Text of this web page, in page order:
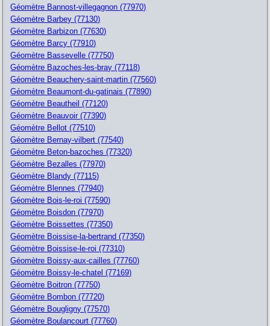
Géomètre Bannost-villegagnon (77970)
Géomètre Barbey (77130)
Géomètre Barbizon (77630)
Géomètre Barcy (77910)
Géomètre Bassevelle (77750)
Géomètre Bazoches-les-bray (77118)
Géomètre Beauchery-saint-martin (77560)
Géomètre Beaumont-du-gatinais (77890)
Géomètre Beautheil (77120)
Géomètre Beauvoir (77390)
Géomètre Bellot (77510)
Géomètre Bernay-vilbert (77540)
Géomètre Beton-bazoches (77320)
Géomètre Bezalles (77970)
Géomètre Blandy (77115)
Géomètre Blennes (77940)
Géomètre Bois-le-roi (77590)
Géomètre Boisdon (77970)
Géomètre Boissettes (77350)
Géomètre Boissise-la-bertrand (77350)
Géomètre Boissise-le-roi (77310)
Géomètre Boissy-aux-cailles (77760)
Géomètre Boissy-le-chatel (77169)
Géomètre Boitron (77750)
Géomètre Bombon (77720)
Géomètre Bougligny (77570)
Géomètre Boulancourt (77760)